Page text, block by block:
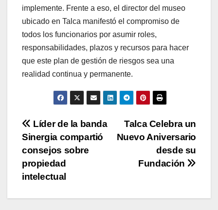
implemente. Frente a eso, el director del museo
ubicado en Talca manifestó el compromiso de
todos los funcionarios por asumir roles,
responsabilidades, plazos y recursos para hacer
que este plan de gestión de riesgos sea una
realidad continua y permanente.
Navegación
de
entradas
Talca Celebra un
Nuevo Aniversario
desde su
Fundación
Líder de la banda
Sinergia compartió
consejos sobre
propiedad
intelectual